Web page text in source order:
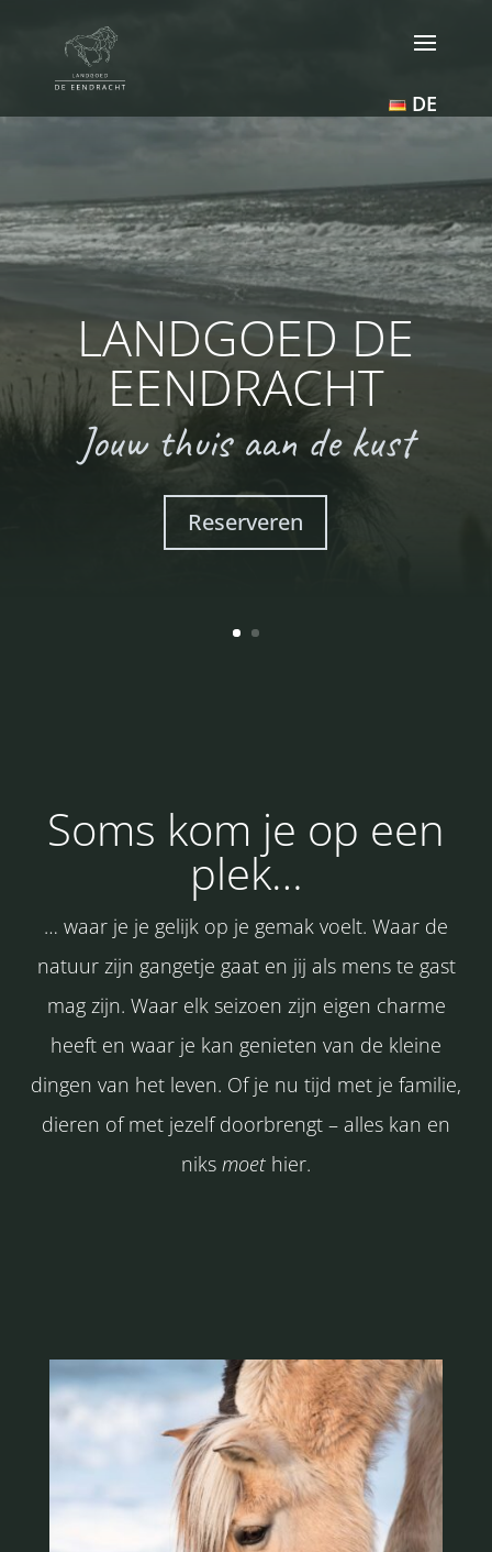
DE
LANDGOED DE
EENDRACHT
Jouw thuis aan de kust
Reserveren
Soms kom je op een
plek…
… waar je je gelijk op je gemak voelt. Waar de
natuur zijn gangetje gaat en jij als mens te gast
mag zijn. Waar elk seizoen zijn eigen charme
heeft en waar je kan genieten van de kleine
dingen van het leven. Of je nu tijd met je familie,
dieren of met jezelf doorbrengt – alles kan en
niks moet hier.